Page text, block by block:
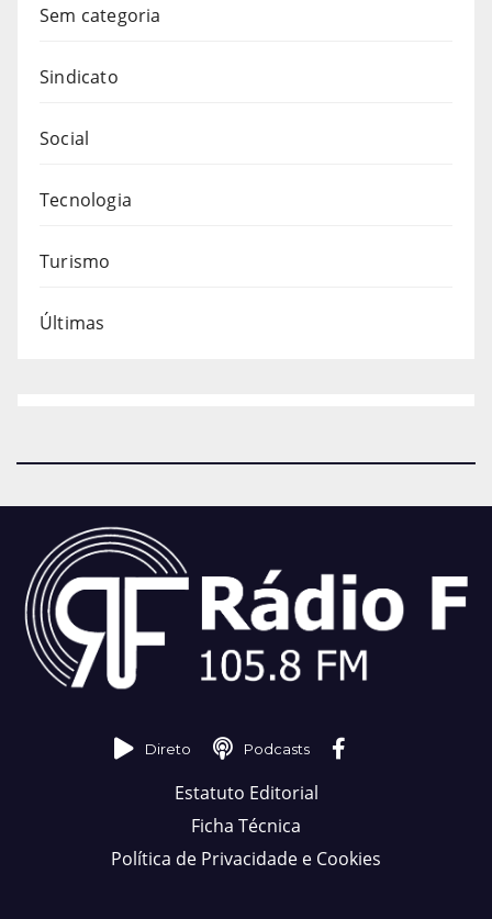
Sem categoria
Sindicato
Social
Tecnologia
Turismo
Últimas
Direto Podcasts
Estatuto Editorial
Ficha Técnica
Política de Privacidade e Cookies